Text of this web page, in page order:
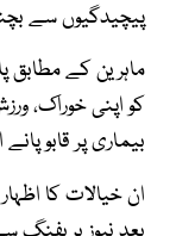
پیچیدگیوں سے
ماہرین کے مطابق
کو اپنی خوراک،
بیماری پر قابو
ان خیالات کا